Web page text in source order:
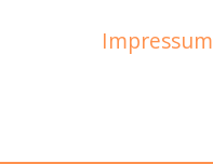
Impressum